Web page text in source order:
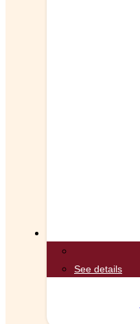
See details